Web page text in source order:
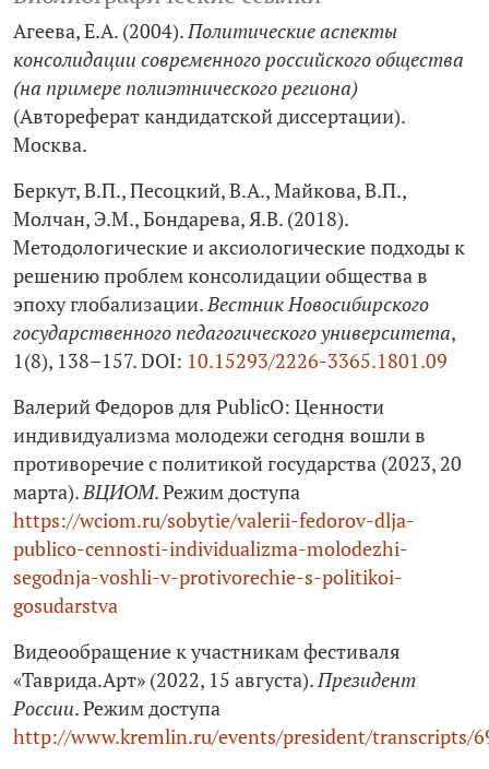
Агеева, Е.А. (2004).Политические аспекты
консолидации современного российского общества
(на примере полиэтнического региона)
(Автореферат кандидатской диссертации).
Москва.
Беркут, В.П., Песоцкий, В.А., Майкова, В.П.,
Молчан, Э.М., Бондарева, Я.В. (2018).
Методологические и аксиологические подходы к
решению проблем консолидации общества в
эпоху глобализации.Вестник Новосибирского
государственного педагогического университета,
1(8), 138–157. DOI: 10.15293/2226-3365.1801.09
Валерий Федоров для PublicO: Ценности
индивидуализма молодежи сегодня вошли в
противоречие с политикой государства (2023, 20
марта).ВЦИОМ. Режим доступа
https://wciom.ru/sobytie/valerii-fedorov-dlja-
publico-cennosti-individualizma-molodezhi-
segodnja-voshli-v-protivorechie-s-politikoi-
gosudarstva
Видеообращение к участникам фестиваля
«Таврида.Арт» (2022, 15 августа).Президент
России. Режим доступа
http://www.kremlin.ru/events/president/transcripts/